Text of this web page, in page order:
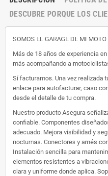
DESCUBRE PORQUE LOS
SOMOS EL GARAGE DE MI MOTO
Más de 18 años de experiencia
más acompañando a
Sí facturamos. Una vez realizada
enlace para autofacturar, caso
desde el detalle de tu compra.
Nuestro producto Asegura
confiable. Componentes
adecuado. Mejora visibilidad y
nocturnas. Conectores y arnés
Instalación sencilla para
elementos resistentes a
clara y uniforme donde aplica.